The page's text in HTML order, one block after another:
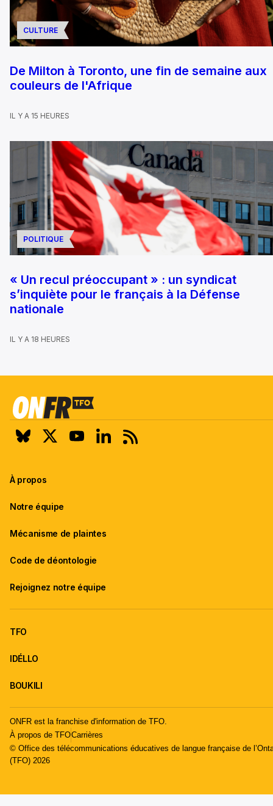
CULTURE
De Milton à Toronto, une fin de semaine aux
couleurs de l'Afrique
IL Y A 15 HEURES
POLITIQUE
« Un recul préoccupant » : un syndicat
s’inquiète pour le français à la Défense
nationale
IL Y A 18 HEURES
À propos
Notre équipe
Mécanisme de plaintes
Code de déontologie
Rejoignez notre équipe
TFO
IDÉLLO
BOUKILI
ONFR est la franchise d'information de TFO.
À propos de TFOCarrières
© Office des télécommunications éducatives de langue française de
(TFO) 2026